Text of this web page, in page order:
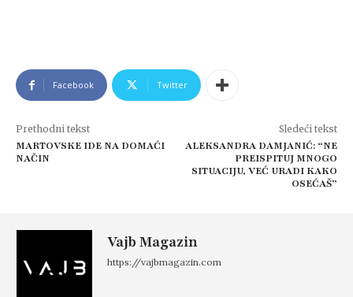
Facebook Twitter
Prethodni tekst
MARTOVSKE IDE NA DOMAĆI
NAČIN
Sledeći tekst
ALEKSANDRA DAMJANIĆ: “NE
PREISPITUJ MNOGO
SITUACIJU, VEĆ URADI KAKO
OSEĆAŠ”
Vajb Magazin
https://vajbmagazin.com